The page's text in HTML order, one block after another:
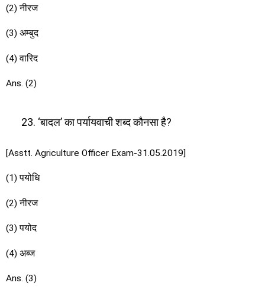
(2) नीरज
(3) अम्बुद
(4) वारिद
Ans. (2)
‘बादल’ का पर्यायवाची शब्द कौनसा है?
[Asstt. Agriculture Officer Exam-31.05.2019]
(1) पयोधि
(2) नीरज
(3) पयोद
(4) अब्ज
Ans. (3)